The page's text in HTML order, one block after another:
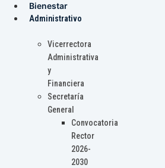
Bienestar
Administrativo
Vicerrectora
Administrativa
y
Financiera
Secretaría
General
Convocatoria
Rector
2026-
2030